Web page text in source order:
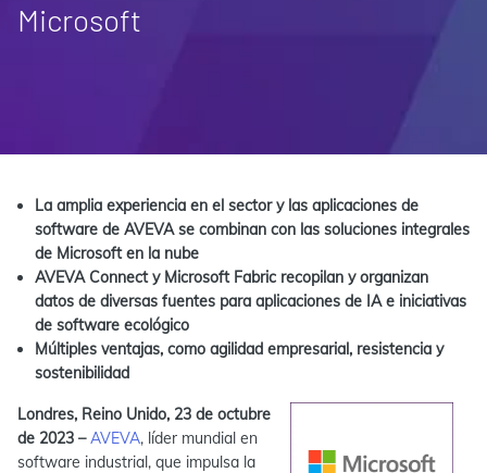
Microsoft
La amplia experiencia en el sector y las aplicaciones de
software de AVEVA se combinan con las soluciones integrales
de Microsoft en la nube
AVEVA Connect y Microsoft Fabric recopilan y organizan
datos de diversas fuentes para aplicaciones de IA e iniciativas
de software ecológico
Múltiples ventajas, como agilidad empresarial, resistencia y
sostenibilidad
Londres, Reino Unido, 23 de octubre
de 2023 –AVEVA, líder mundial en
software industrial, que impulsa la